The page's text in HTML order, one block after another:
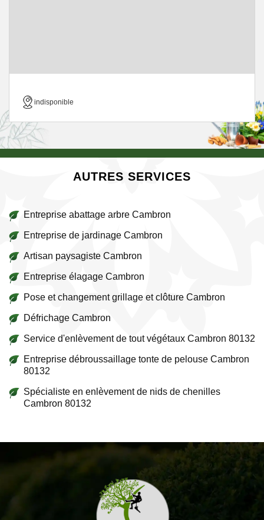
indisponible
AUTRES SERVICES
Entreprise abattage arbre Cambron
Entreprise de jardinage Cambron
Artisan paysagiste Cambron
Entreprise élagage Cambron
Pose et changement grillage et clôture Cambron
Défrichage Cambron
Service d'enlèvement de tout végétaux Cambron 80132
Entreprise débroussaillage tonte de pelouse Cambron
80132
Spécialiste en enlèvement de nids de chenilles
Cambron 80132